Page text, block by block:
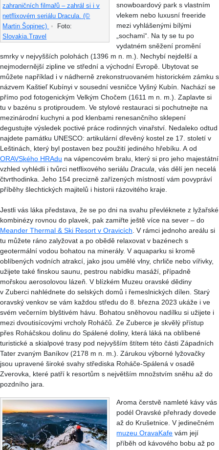
zahraničních filmařů – zahrál si i v
netflixovém seriálu Dracula. (©
Martin Šopinec) •
Foto:
Slovakia.Travel
snowboardový park s vlastním
vlekem nebo luxusní freeride
mezi vyhlášenými bílými
„sochami“. Na ty se tu po
vydatném sněžení promění
smrky v nejvyšších polohách (1396 m n. m.). Nechybí nejdelší a
nejmodernější zipline ve střední a východní Evropě. Ubytovat se
můžete například i v nádherně zrekonstruovaném historickém zámku s
názvem Kaštieľ Kubínyi v sousední vesničce Vyšný Kubín. Nachází se
přímo pod fotogenickým Velkým Chočem (1611 m n. m.). Zaplavte si
tu v bazénu s protiproudem. Ve stylové restauraci si pochutnejte na
mezinárodní kuchyni a pod klenbami renesančního sklepení
degustujte výsledek poctivé práce rodinných vinařství. Nedaleko odtud
najdete památku UNESCO: artikulární dřevěný kostel ze 17. století v
Leštinách, který byl postaven bez použití jediného hřebíku. A od
ORAVSkého HRAdu na vápencovém bralu, který si pro jeho majestátní
vzhled vyhlédli i tvůrci netflixového seriálu Dracula , vás dělí jen necelá
čtvrthodinka. Jeho 154 precizně zařízených místností vám povypráví
příběhy šlechtických majitelů i historii rázovitého kraje.
Jestli vás láka představa, že se po dni na svahu převléknete z lyžařské
kombinézy rovnou do plavek, pak zamiřte ještě více na sever – do
Meander Thermal & Ski Resort v Oravicích . V rámci jednoho areálu si
tu můžete ráno zalyžovat a po obědě relaxovat v bazénech s
geotermální vodou bohatou na minerály. V aquaparku si kromě
oblíbených vodních atrakcí, jako jsou umělé vlny, chrliče nebo vířivky,
užijete také finskou saunu, pestrou nabídku masáží, případně
mořskou aerosolovou lázeň. V blízkém Muzeu oravské dědiny
v Zuberci nahlédnete do selských domů i řemeslnických dílen. Starý
oravský venkov se vám každou středu do 8. března 2023 ukáže i ve
svém večerním blyštivém hávu. Bohatou sněhovou nadílku si užijete i
mezi dvoutisícovými vrcholy Roháčů. Ze Zuberce je skvělý přístup
přes Roháčskou dolinu do Spálené doliny, která láká na oblíbené
turistické a skialpové trasy pod nejvyšším štítem této části Západních
Tater zvaným Baníkov (2178 m n. m.). Zárukou výborné lyžovačky
jsou upravené široké svahy střediska Roháče-Spálená v osadě
Zverovka, které patří k resortům s největším množstvím sněhu až do
pozdního jara.
Aroma čerstvě namleté kávy vás
podél Oravské přehrady dovede
až do Krušetnice. V jedinečném
muzeu OravaKafe vám její
příběh od kávového bobu až po